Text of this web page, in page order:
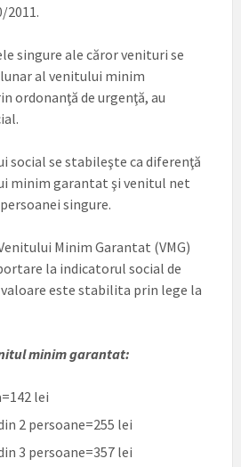
2011.
singure ale căror venituri se
al venitului minim
ordonanţă de urgenţă, au
social se stabileşte ca diferenţă
minim garantat şi venitul net
singure.
Minim Garantat (VMG)
la indicatorul social de
este stabilita prin lege la
minim garantat:
lei
2 persoane=255 lei
3 persoane=357 lei